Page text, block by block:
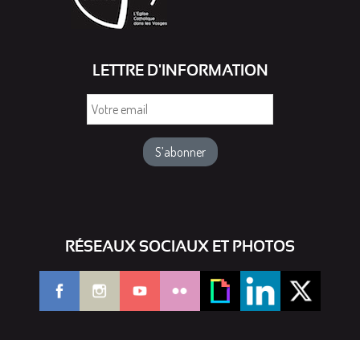
LETTRE D'INFORMATION
RÉSEAUX SOCIAUX ET PHOTOS